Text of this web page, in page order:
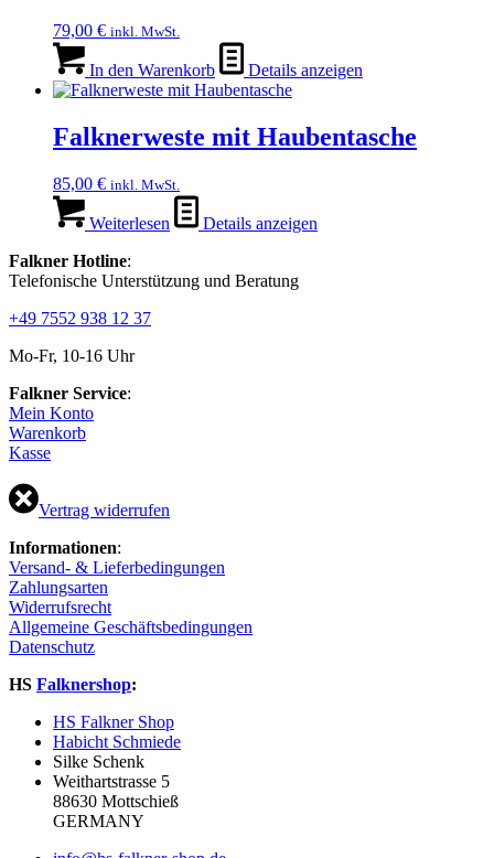
79,00 € inkl. MwSt.
In den Warenkorb Details anzeigen
Falknerweste mit Haubentasche
85,00 € inkl. MwSt.
Weiterlesen
Details anzeigen
Falkner Hotline:
Telefonische Unterstützung und Beratung
+49 7552 938 12 37
Mo-Fr, 10-16 Uhr
Falkner Service:
Mein Konto
Warenkorb
Kasse
Vertrag widerrufen
Informationen:
Versand- & Lieferbedingungen
Zahlungsarten
Widerrufsrecht
Allgemeine Geschäftsbedingungen
Datenschutz
HS Falknershop:
HS Falkner Shop
Habicht Schmiede
Silke Schenk
Weithartstrasse 5
88630 Mottschieß
GERMANY